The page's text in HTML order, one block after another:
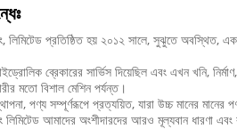
লিমিটেড প্রতিষ্ঠিত হয় ২০১২ সালে, সুঝুতে অবস্থিত,
ব্রেকারের সার্ভিস দিয়েছিল এবং এখন খনি,
মতো বিশাল মেশিন পর্যন্ত।
পণ্য সম্পূর্ণরূপে প্রত্যয়িত, যারা উচ্চ মানের মানের
লিমিটেড আমাদের অংশীদারদের আরও মূল্যবান ধারণা